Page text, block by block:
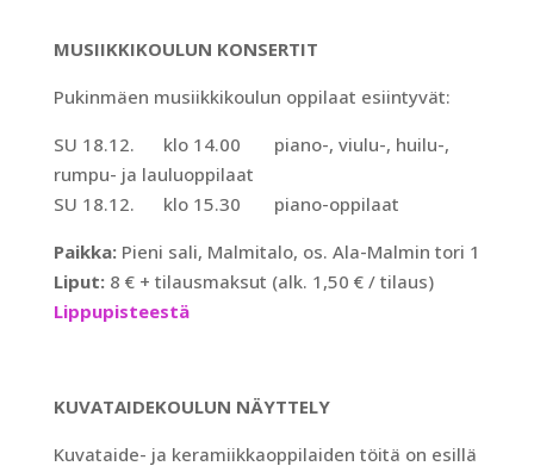
MUSIIKKIKOULUN KONSERTIT
Pukinmäen musiikkikoulun oppilaat esiintyvät:
SU 18.12. klo 14.00 piano-, viulu-, huilu-,
rumpu- ja lauluoppilaat
SU 18.12. klo 15.30 piano-oppilaat
Paikka:Pieni sali, Malmitalo, os. Ala-Malmin tori 1
Liput:8 € + tilausmaksut (alk. 1,50 € / tilaus)
Lippupisteestä
KUVATAIDEKOULUN NÄYTTELY
Kuvataide- ja keramiikkaoppilaiden töitä on esillä